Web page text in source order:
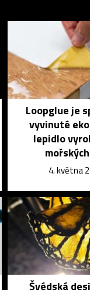
Loopglue je
vyvinuté
lepidlo
4. května
Švédská